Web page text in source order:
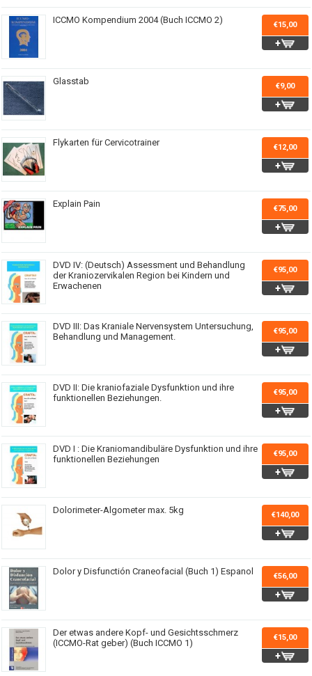
ICCMO Kompendium 2004 (Buch ICCMO 2) €15,00
Glasstab €9,00
Flykarten für Cervicotrainer €12,00
Explain Pain €75,00
DVD IV: (Deutsch) Assessment und Behandlung
der Kraniozervikalen Region bei Kindern und
Erwachenen
€95,00
DVD III: Das Kraniale Nervensystem Untersuchung,
Behandlung und Management.
€95,00
DVD II: Die kraniofaziale Dysfunktion und ihre
funktionellen Beziehungen.
€95,00
DVD I : Die Kraniomandibuläre Dysfunktion und ihre
funktionellen Beziehungen
€95,00
Dolorimeter-Algometer max. 5kg €140,00
Dolor y Disfunctión Craneofacial (Buch 1) Espanol €56,00
Der etwas andere Kopf- und Gesichtsschmerz
(ICCMO-Rat geber) (Buch ICCMO 1)
€15,00